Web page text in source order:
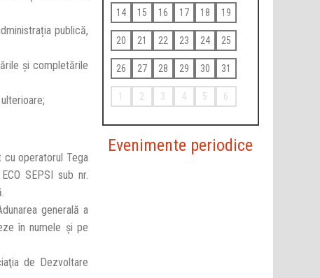
publică,
și completările
operatorul Tega
SEPSI sub nr.
generală a
în numele și pe
de Dezvoltare
14 15 16 17 18 19
20 21 22 23 24 25
26 27 28 29 30 31
1 2 3 4 5 6
Evenimente periodice